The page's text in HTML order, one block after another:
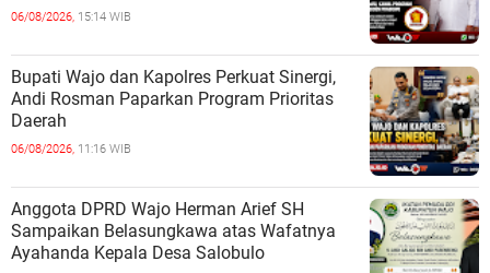
06/08/2026, 15:14 WIB
Bupati Wajo dan Kapolres Perkuat Sinergi,
Andi Rosman Paparkan Program Prioritas
Daerah
06/08/2026, 11:16 WIB
Anggota DPRD Wajo Herman Arief SH
Sampaikan Belasungkawa atas Wafatnya
Ayahanda Kepala Desa Salobulo